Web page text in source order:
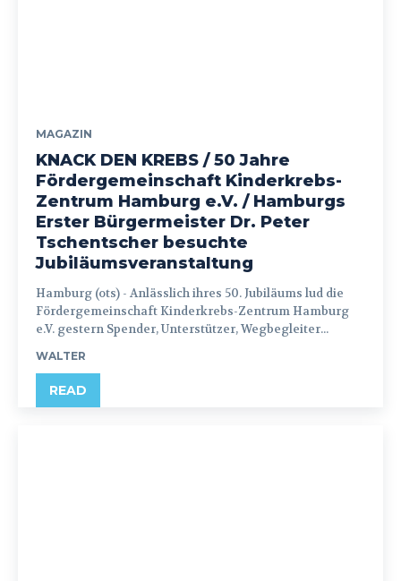
MAGAZIN
KNACK DEN KREBS / 50 Jahre
Fördergemeinschaft Kinderkrebs-
Zentrum Hamburg e.V. / Hamburgs
Erster Bürgermeister Dr. Peter
Tschentscher besuchte
Jubiläumsveranstaltung
Hamburg (ots) - Anlässlich ihres 50. Jubiläums lud die
Fördergemeinschaft Kinderkrebs-Zentrum Hamburg
e.V. gestern Spender, Unterstützer, Wegbegleiter...
WALTER
READ